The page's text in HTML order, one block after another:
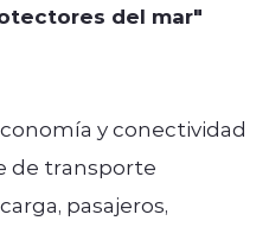
del mar"
y conectividad
de transporte
pasajeros,